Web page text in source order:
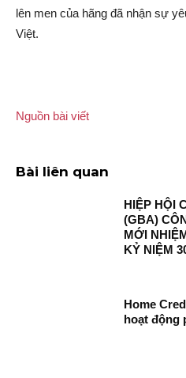
lên men của hãng đã nhận sự
Việt.
Nguồn bài viết
Bài liên quan
HIỆP HỘI
(GBA)
MỚI
KỶ NIỆM
Home
hoạt động